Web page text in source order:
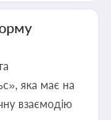
яка має на
взаємодію